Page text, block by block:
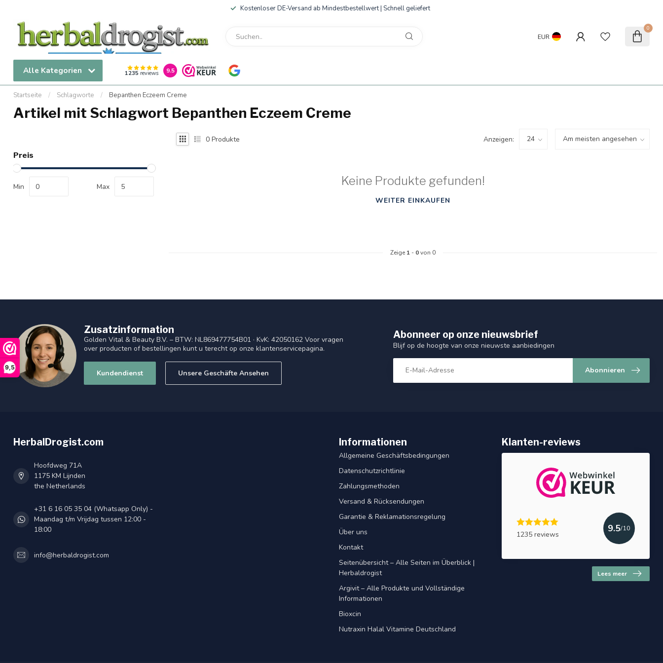
9,5
Kostenloser DE-Versand ab Mindestbestellwert | Schnell geliefert
EUR
0
Alle Kategorien 1235 reviews 9.5
Startseite / Schlagworte / Bepanthen Eczeem Creme
Artikel mit Schlagwort Bepanthen Eczeem Creme
Preis
Min Max
0 Produkte Anzeigen:
Keine Produkte gefunden!
WEITER EINKAUFEN
Zeige 1 - 0von 0
Zusatzinformation
Golden Vital & Beauty B.V. – BTW: NL869477754B01 · KvK: 42050162 Voor vragen
over producten of bestellingen kunt u terecht op onze klantenservicepagina.
Kundendienst Unsere Geschäfte Ansehen
Abonneer op onze nieuwsbrief
Blijf op de hoogte van onze nieuwste aanbiedingen
Abonnieren
HerbalDrogist.com
Hoofdweg 71A
1175 KM Lijnden
the Netherlands
+31 6 16 05 35 04 (Whatsapp Only) -
Maandag t/m Vrijdag tussen 12:00 -
18:00
info@herbaldrogist.com
Informationen
Allgemeine Geschäftsbedingungen
Datenschutzrichtlinie
Zahlungsmethoden
Versand & Rücksendungen
Garantie & Reklamationsregelung
Über uns
Kontakt
Seitenübersicht – Alle Seiten im Überblick |
Herbaldrogist
Argivit – Alle Produkte und Vollständige
Informationen
Bioxcin
Nutraxin Halal Vitamine Deutschland
Klanten-reviews
1235 reviews
9.5/10
Lees meer